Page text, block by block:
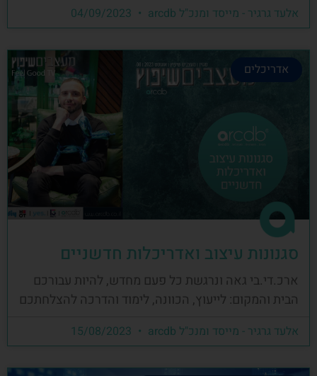
אלעד גרגיר - מייסד ומנכ"ל arcdb
אדריכלים
סגנונות עיצוב ואדריכלות חדשניים
ארכ.די.בי גאה ונרגשת כל פעם מחדש, להיות עבורכם
הבית והמקום: לייעוץ, הכוונה, לימוד והדרכה להצלחתכם
אלעד גרגיר - מייסד ומנכ"ל arcdb